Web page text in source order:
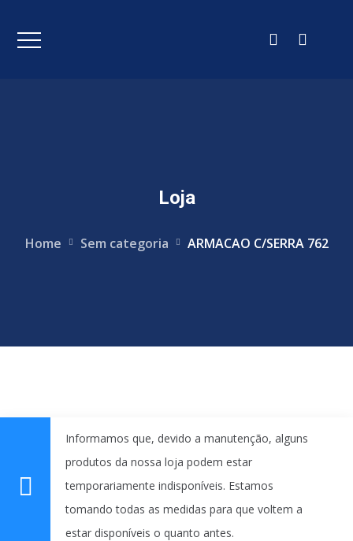
Loja
Home Sem categoria ARMACAO C/SERRA 762
Informamos que, devido a manutenção, alguns
produtos da nossa loja podem estar
temporariamente indisponíveis. Estamos
tomando todas as medidas para que voltem a
estar disponíveis o quanto antes.